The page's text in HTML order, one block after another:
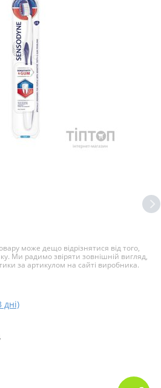
може дещо відрізнятися від того,
Ми радимо звіряти зовнішній вигляд,
за артикулом на сайті виробника.
дні)